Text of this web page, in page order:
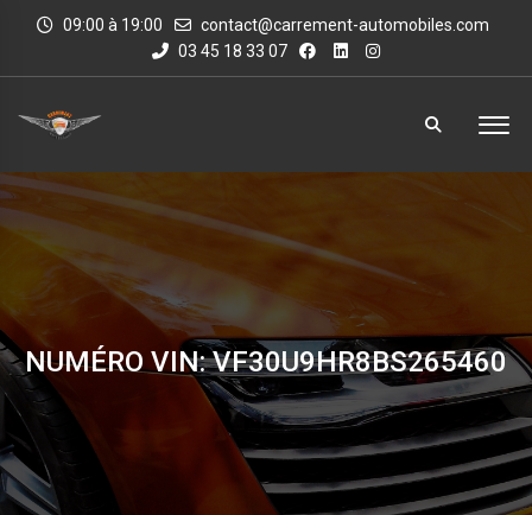
09:00 à 19:00
contact@carrement-automobiles.com
03 45 18 33 07
NUMÉRO VIN: VF30U9HR8BS265460